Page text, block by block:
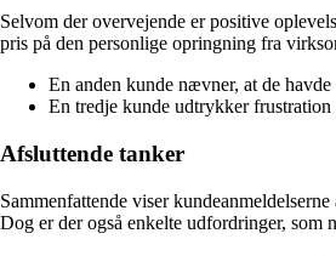
Selvom der overvejende er positive
pris på den personlige opringning fra
En anden kunde nævner, at de
En tredje kunde udtrykker
Afsluttende tanker
Sammenfattende viser
Dog er der også enkelte udfordringer, som